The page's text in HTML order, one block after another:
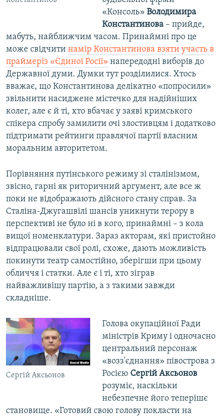
«Консоль» Володимира
Константинова– прийде,
мабуть, найближчим часом. Принаймні про це
може свідчити намір Константинова взяти участь в
праймеріз «Єдиної Росії» напередодні виборів до
Державної думи. Думки тут розділилися. Хтось
вважає, що Константинова делікатно «попросили»
звільнити насиджене містечко для надійніших
колег, але є й ті, хто вбачає у заяві кримського
спікера спробу замилити очі злостивцям і додатково
підтримати рейтинги правлячої партії власним
моральним авторитетом.
Порівняння путінського режиму зі сталінізмом,
звісно, гарні як риторичний аргумент, але все ж
поки не відображають дійсного стану справ. За
Сталіна-Джугашвілі шансів уникнути терору в
перспективі не було ні в кого, принаймні – з кола
вищої номенклатури. Зараз акторам, які пристойно
відпрацювали свої ролі, схоже, дають можливість
покинути театр самостійно, зберігши при цьому
обличчя і статки. Але є і ті, хто зіграв
найважливішу партію, а з такими завжди
складніше.
Сергій Аксьонов
Голова окупаційної Ради
міністрів Криму і одночасно
центральний персонаж
«возз'єднання» півострова з
Росією Сергій Аксьонов
розуміє, наскільки
небезпечне його теперішє
становище. «Готовий свою голову покласти на